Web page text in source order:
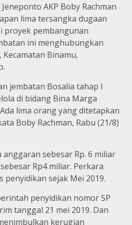
AKP Boby Rachman
lima tersangka dugaan
proyek pembangunan
ini menghubungkan
Binamu,
jembatan Bosalia tahap I
di bidang Bina Marga
lima orang yang ditetapkan
Boby Rachman, Rabu (21/8)
anggaran sebesar Rp. 6 miliar
Rp4 miliar. Perkara
sejak Mei 2019.
penyidikan nomor SP
tanggal 21 mei 2019. Dan
kerugian